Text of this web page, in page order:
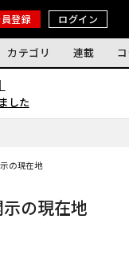
登録 ログイン
カテゴリ 連載
した
の現在地
の現在地